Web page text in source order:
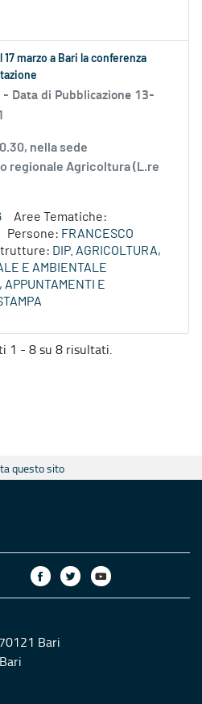
marzo a Bari la conferenza
- Data di Pubblicazione 13-
nella sede
regionale Agricoltura (L.re
Aree Tematiche:
Persone: FRANCESCO
DIP. AGRICOLTURA,
E AMBIENTALE
APPUNTAMENTI E
1 - 8 su 8 risultati.
questo sito
Bari